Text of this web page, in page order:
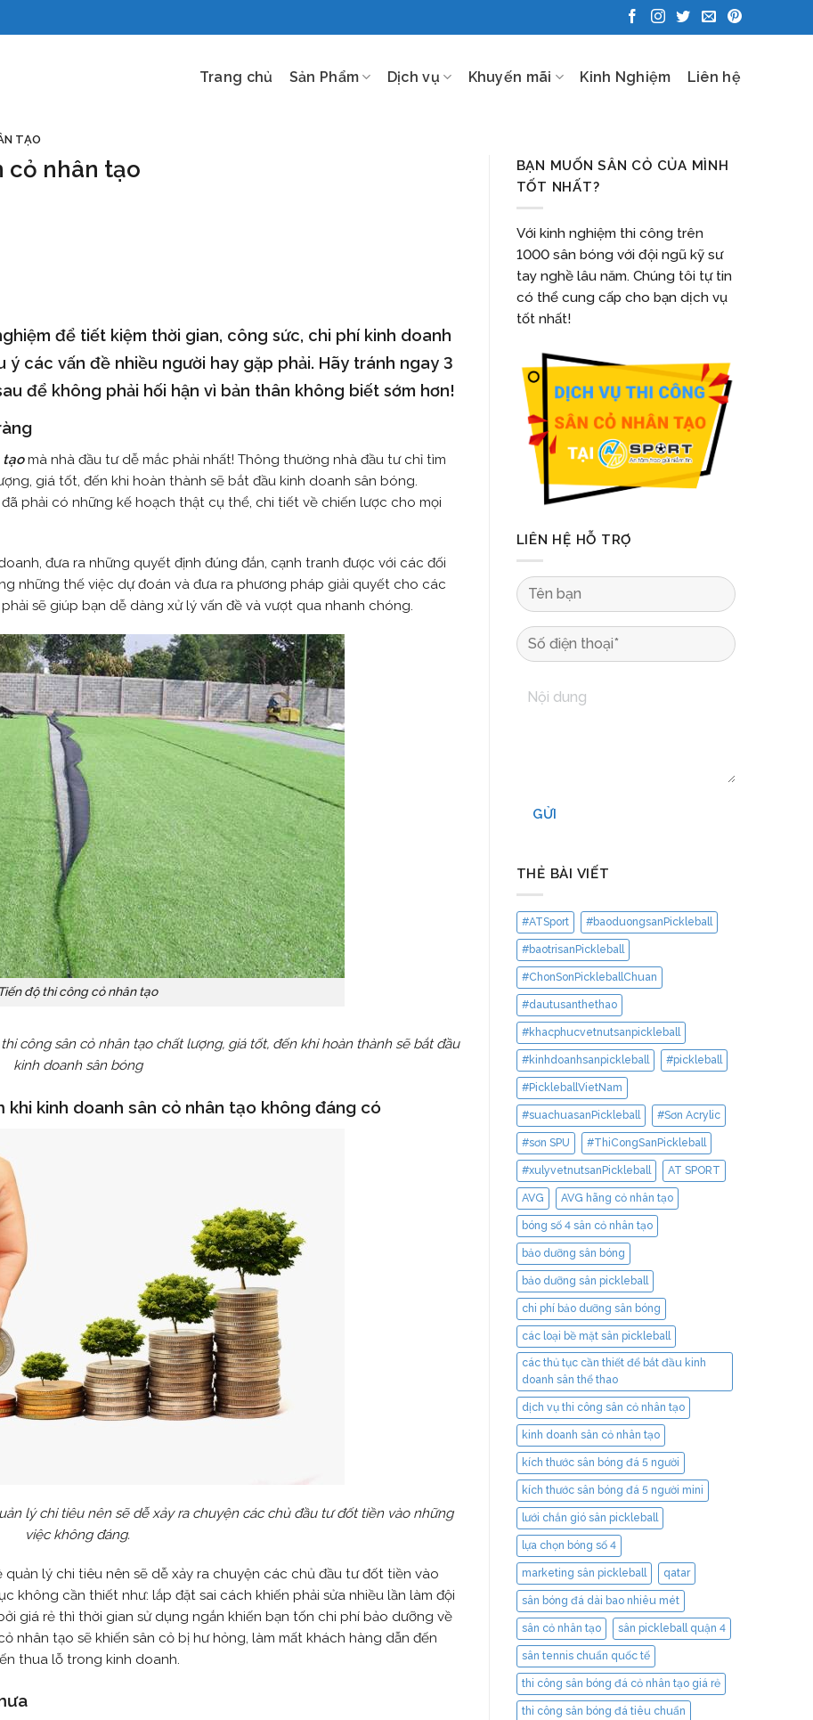
Trang chủ Sản Phẩm Dịch vụ Khuyến mãi Kinh Nghiệm Liên hệ
TẠO
cỏ nhân tạo
để tiết kiệm thời gian, công sức, chi phí kinh doanh
các vấn đề nhiều người hay gặp phải. Hãy tránh ngay 3
để không phải hối hận vì bản thân không biết sớm hơn!
tạomà nhà đầu tư dễ mắc phải nhất! Thông thường nhà đầu tư chỉ tìm
giá tốt, đến khi hoàn thành sẽ bắt đầu kinh doanh sân bóng.
phải có những kế hoạch thật cụ thể, chi tiết về chiến lược cho mọi
đưa ra những quyết định đúng đắn, cạnh tranh được với các đối
những thế việc dự đoán và đưa ra phương pháp giải quyết cho các
sẽ giúp bạn dễ dàng xử lý vấn đề và vượt qua nhanh chóng.
Tiến độ thi công cỏ nhân tạo
công sân cỏ nhân tạo chất lượng, giá tốt, đến khi hoàn thành sẽ bắt đầu
kinh doanh sân bóng
khi kinh doanh sân cỏ nhân tạo không đáng có
lý chi tiêu nên sẽ dễ xảy ra chuyện các chủ đầu tư đốt tiền vào những
việc không đáng.
lý chi tiêu nên sẽ dễ xảy ra chuyện các chủ đầu tư đốt tiền vào
không cần thiết như: lắp đặt sai cách khiến phải sửa nhiều lần làm đội
giá rẻ thì thời gian sử dụng ngắn khiến bạn tốn chi phí bảo dưỡng về
nhân tạo sẽ khiến sân cỏ bị hư hỏng, làm mất khách hàng dẫn đến
thua lỗ trong kinh doanh.
BẠN MUỐN SÂN CỎ CỦA MÌNH
TỐT NHẤT?
Với kinh nghiệm thi công trên
1000 sân bóng với đội ngũ kỹ sư
tay nghề lâu năm. Chúng tôi tự tin
có thể cung cấp cho bạn dịch vụ
tốt nhất!
LIÊN HỆ HỖ TRỢ
GỬI
THẺ BÀI VIẾT
#ATSport #baoduongsanPickleball
#baotrisanPickleball
#ChonSonPickleballChuan
#dautusanthethao
#khacphucvetnutsanpickleball
#kinhdoanhsanpickleball #pickleball
#PickleballVietNam
#suachuasanPickleball #Sơn Acrylic
#sơn SPU #ThiCongSanPickleball
#xulyvetnutsanPickleball AT SPORT
AVG AVG hãng cỏ nhân tạo
bóng số 4 sân cỏ nhân tạo
bảo dưỡng sân bóng
bảo dưỡng sân pickleball
chi phí bảo dưỡng sân bóng
các loại bề mặt sân pickleball
các thủ tục cần thiết để bắt đầu kinh
doanh sân thể thao
dịch vụ thi công sân cỏ nhân tạo
kinh doanh sân cỏ nhân tạo
kích thước sân bóng đá 5 người
kích thước sân bóng đá 5 người mini
lưới chắn gió sân pickleball
lựa chọn bóng số 4
marketing sân pickleball qatar
sân bóng đá dài bao nhiêu mét
sân cỏ nhân tạo sân pickleball quận 4
sân tennis chuẩn quốc tế
thi công sân bóng đá cỏ nhân tạo giá rẻ
thi công sân bóng đá tiêu chuẩn